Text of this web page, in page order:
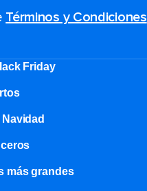
Términos y Condiciones
Friday
más grandes